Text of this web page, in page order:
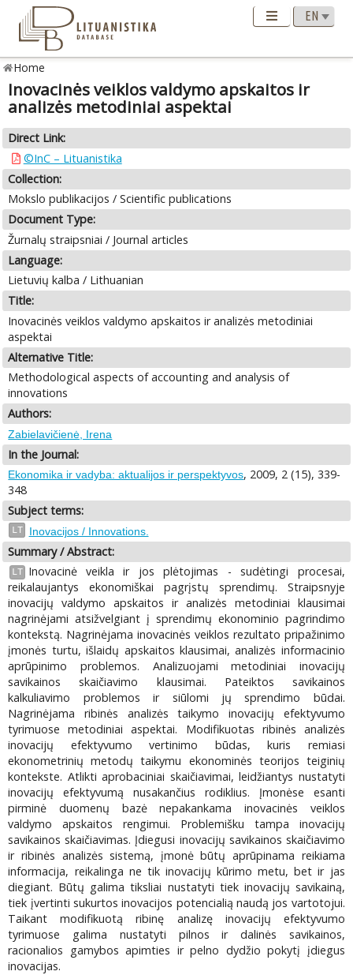
Home
Inovacinės veiklos valdymo apskaitos ir
analizės metodiniai aspektai
Direct Link:
©InC – Lituanistika
Collection:
Mokslo publikacijos / Scientific publications
Document Type:
Žurnalų straipsniai / Journal articles
Language:
Lietuvių kalba / Lithuanian
Title:
Inovacinės veiklos valdymo apskaitos ir analizės metodiniai
aspektai
Alternative Title:
Methodological aspects of accounting and analysis of
innovations
Authors:
Zabielavičienė, Irena
In the Journal:
Ekonomika ir vadyba: aktualijos ir perspektyvos, 2009, 2 (15), 339-
348
Subject terms:
LT Inovacijos / Innovations.
Summary / Abstract:
LT
Inovacinė veikla ir jos plėtojimas - sudėtingi procesai,
reikalaujantys ekonomiškai pagrįstų sprendimų. Straipsnyje
inovacijų valdymo apskaitos ir analizės metodiniai klausimai
nagrinėjami atsižvelgiant į sprendimų ekonominio pagrindimo
kontekstą. Nagrinėjama inovacinės veiklos rezultato pripažinimo
įmonės turtu, išlaidų apskaitos klausimai, analizės informacinio
aprūpinimo problemos. Analizuojami metodiniai inovacijų
savikainos skaičiavimo klausimai. Pateiktos savikainos
kalkuliavimo problemos ir siūlomi jų sprendimo būdai.
Nagrinėjama ribinės analizės taikymo inovacijų efektyvumo
tyrimuose metodiniai aspektai. Modifikuotas ribinės analizės
inovacijų efektyvumo vertinimo būdas, kuris remiasi
ekonometrinių metodų taikymu ekonominės teorijos teiginių
kontekste. Atlikti aprobaciniai skaičiavimai, leidžiantys nustatyti
inovacijų efektyvumą nusakančius rodiklius. Įmonėse esanti
pirminė duomenų bazė nepakankama inovacinės veiklos
valdymo apskaitos rengimui. Problemišku tampa inovacijų
savikainos skaičiavimas. Įdiegusi inovacijų savikainos skaičiavimo
ir ribinės analizės sistemą, įmonė būtų aprūpinama reikiama
informacija, reikalinga ne tik inovacijų kūrimo metu, bet ir jas
diegiant. Būtų galima tiksliai nustatyti tiek inovacijų savikainą,
tiek įvertinti sukurtos inovacijos potencialią naudą jos vartotojui.
Taikant modifikuotą ribinę analizę inovacijų efektyvumo
tyrimuose galima nustatyti pilnos ir dalinės savikainos,
racionalios gamybos apimties ir pelno dydžio pokytį įdiegus
inovacijas.